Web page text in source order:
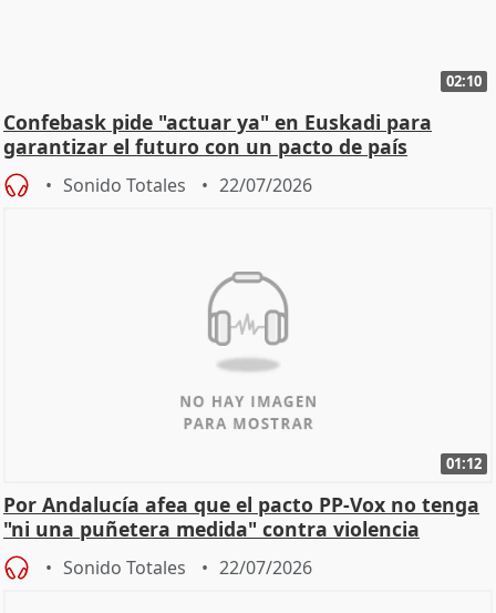
02:10
Confebask pide "actuar ya" en Euskadi para
garantizar el futuro con un pacto de país
Sonido Totales 22/07/2026
01:12
Por Andalucía afea que el pacto PP-Vox no tenga
"ni una puñetera medida" contra violencia
machista
Sonido Totales 22/07/2026